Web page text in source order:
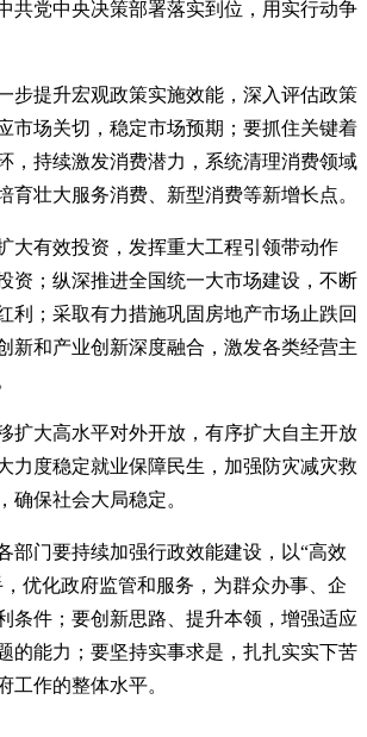
共党中央决策部署落实到位，用实行动争
步提升宏观政策实施效能，深入评估政策
市场关切，稳定市场预期；要抓住关键着
，持续激发消费潜力，系统清理消费领域
育壮大服务消费、新型消费等新增长点。
大有效投资，发挥重大工程引领带动作
资；纵深推进全国统一大市场建设，不断
利；采取有力措施巩固房地产市场止跌回
新和产业创新深度融合，激发各类经营主
扩大高水平对外开放，有序扩大自主开放
力度稳定就业保障民生，加强防灾减灾救
确保社会大局稳定。
部门要持续加强行政效能建设，以“高效
优化政府监管和服务，为群众办事、企
条件；要创新思路、提升本领，增强适应
的能力；要坚持实事求是，扎扎实实下苦
工作的整体水平。